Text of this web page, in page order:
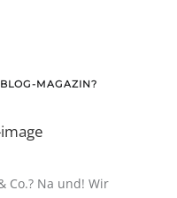
MAGAZIN?
Co.? Na und! Wir